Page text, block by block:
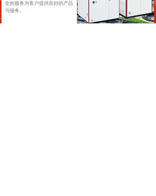
全的服务为客户提供良好的产品
与服务。